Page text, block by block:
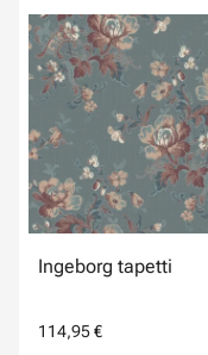
Ingeborg tapetti
114,95 €